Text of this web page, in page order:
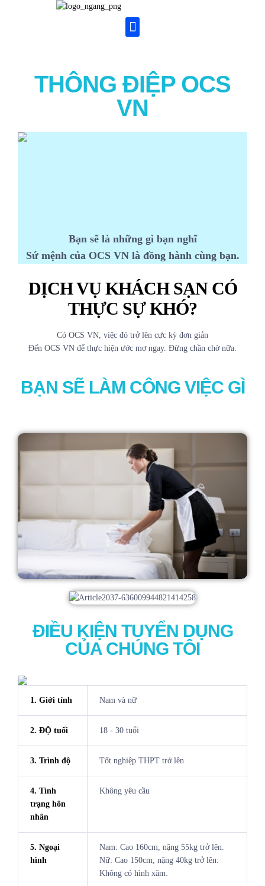
THÔNG ĐIỆP OCS
VN
Bạn sẽ là những gì bạn nghĩ
Sứ mệnh của OCS VN là đồng hành cùng bạn.
DỊCH VỤ KHÁCH SẠN CÓ
THỰC SỰ KHÓ?
Có OCS VN, việc đó trở lên cực kỳ đơn giản
Đến OCS VN để thực hiện ước mơ ngay. Đừng chần chờ nữa.
BẠN SẼ LÀM CÔNG VIỆC GÌ
ĐIỀU KIỆN TUYỂN DỤNG
CỦA CHÚNG TÔI
1. Giới tính Nam và nữ
2. ĐỘ tuổi 18 - 30 tuổi
3. Trình độ Tốt nghiệp THPT trở lên
4. Tình
trạng hôn
nhân
Không yêu cầu
5. Ngoại
hình
Nam: Cao 160cm, nặng 55kg trở lên.
Nữ: Cao 150cm, nặng 40kg trở lên.
Không có hình xăm.